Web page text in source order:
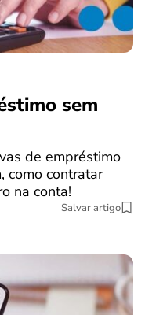
sem
de empréstimo
como contratar
na conta!
Salvar artigo